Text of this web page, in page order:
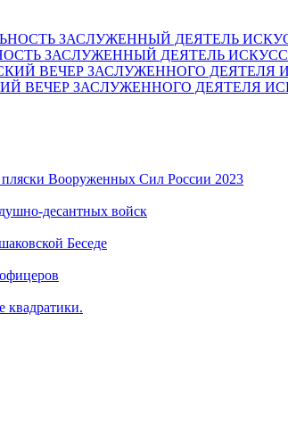
ЗАСЛУЖЕННЫЙ ДЕЯТЕЛЬ
ВЕЧЕР ЗАСЛУЖЕННОГО ДЕЯТЕЛЯ
Вооруженных Сил России 2023
десантных войск
Беседе
квадратики.